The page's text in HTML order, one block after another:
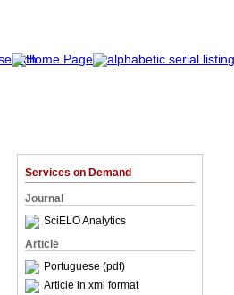
Services on Demand
Journal
SciELO Analytics
Article
Portuguese (pdf)
Article in xml format